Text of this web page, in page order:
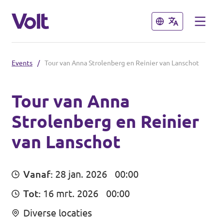
Sluiten
Afdelingen in de gemeenten
Volt Amsterdam
Volt Arnhem
Volt Delft
Afdelingen in de provincies
Sluiten
Standpunten
Over Volt
Mensen
Nieuws
Events / Tour van Anna Strolenberg en Reinier van Lanschot
Tour van Anna
Strolenberg en Reinier
van Lanschot
Vanaf: 28 jan. 2026
00:00
Tot: 16 mrt. 2026
00:00
Diverse locaties